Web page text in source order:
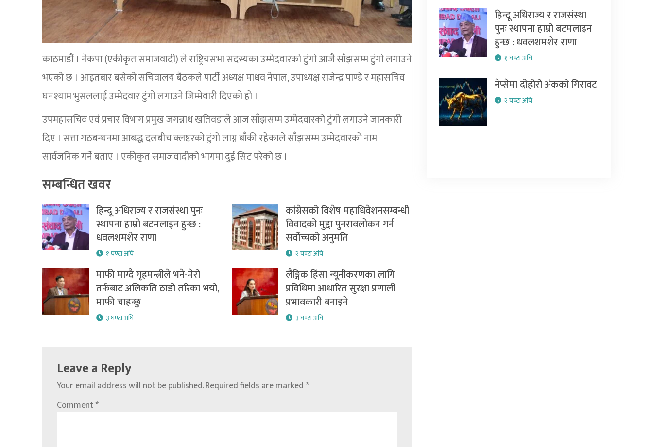
काठमाडौं । नेकपा (एकीकृत समाजवादी) ले राष्ट्रियसभा सदस्यका उम्मेदवारको टुंगो आजै साँझसम्म टुंगो लगाउने
भएको छ । आइतबार बसेको सचिवालय बैठकले पार्टी अध्यक्ष माधव नेपाल, उपाध्यक्ष राजेन्द्र पाण्डे र महासचिव
घनश्याम भुसललाई उम्मेदवार टुंगो लगाउने जिम्मेवारी दिएको हो ।
उपमहासचिव एवं प्रचार विभाग प्रमुख जगन्नाथ खतिवडाले आज साँझसम्म उम्मेदवारको टुंगो लगाउने जानकारी
दिए । सत्ता गठबन्धनमा आबद्ध दलबीच क्लष्टरको टुंगो लाग्न बाँकी रहेकाले साँझसम्म उम्मेदवारको नाम
सार्वजनिक गर्ने बताए । एकीकृत समाजवादीको भागमा दुई सिट परेको छ ।
सम्बन्धित खवर
हिन्दू अधिराज्य र राजसंस्था पुनः
स्थापना हाम्रो बटमलाइन हुन्छ :
धवलशमशेर राणा
१ घण्टा अघि
कांग्रेसको विशेष महाधिवेशनसम्बन्धी
विवादको मुद्दा पुनरावलोकन गर्न
सर्वोच्चको अनुमति
२ घण्टा अघि
माफी माग्दै गृहमन्त्रीले भने-मेरो
तर्फबाट अलिकति ठाडो तरिका भयो,
माफी चाहन्छु
३ घण्टा अघि
लैङ्गिक हिंसा न्यूनीकरणका लागि
प्रविधिमा आधारित सुरक्षा प्रणाली
प्रभावकारी बनाइने
३ घण्टा अघि
Leave a Reply
Your email address will not be published.Required fields are marked*
Comment*
हिन्दू अधिराज्य र राजसंस्था
पुनः स्थापना हाम्रो बटमलाइन
हुन्छ : धवलशमशेर राणा
१ घण्टा अघि
नेप्सेमा दोहोरो अंकको गिरावट
२ घण्टा अघि